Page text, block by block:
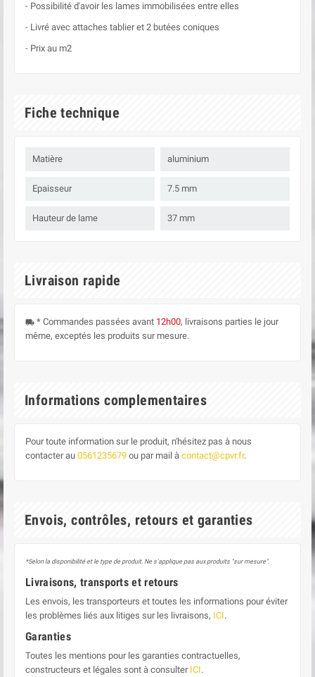
- Possibilité d'avoir les lames immobilisées entre elles
- Livré avec attaches tablier et 2 butées coniques
- Prix au m2
Fiche technique
Matière aluminium
Epaisseur 7.5 mm
Hauteur de lame 37 mm
Livraison rapide
local_shipping * Commandes passées avant 12h00, livraisons parties le jour
même, exceptés les produits sur mesure.
Informations complementaires
Pour toute information sur le produit, n'hésitez pas à nous
contacter au 0561235679 ou par mail à contact@cpvr.fr.
Envois, contrôles, retours et garanties
*Selon la disponibilité et le type de produit. Ne s'applique pas aux produits "sur mesure".
Livraisons, transports et retours
Les envois, les transporteurs et toutes les informations pour éviter
les problèmes liés aux litiges sur les livraisons, ICI.
Garanties
Toutes les mentions pour les garanties contractuelles,
constructeurs et légales sont à consulter ICI.